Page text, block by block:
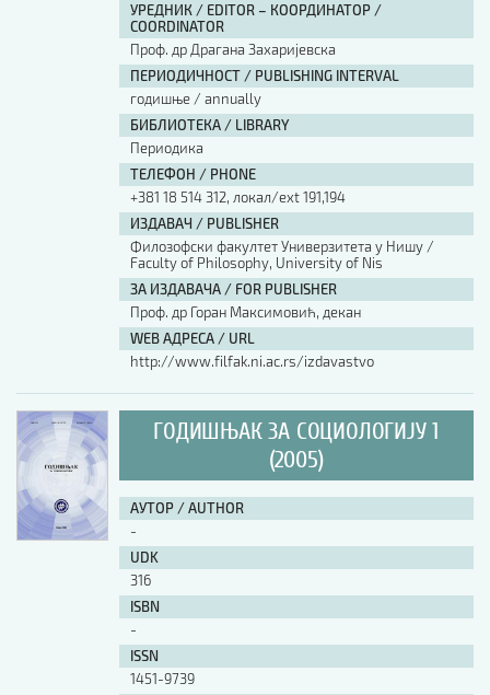
УРЕДНИК / EDITOR – КООРДИНАТОР /
COORDINATOR
Проф. др Драгана Захаријевска
ПЕРИОДИЧНОСТ / PUBLISHING INTERVAL
годишње / annually
БИБЛИОТЕКА / LIBRARY
Периодика
ТЕЛЕФОН / PHONE
+381 18 514 312, локал/ext 191,194
ИЗДАВАЧ / PUBLISHER
Филозофски факултет Универзитета у Нишу /
Faculty of Philosophy, University of Nis
ЗА ИЗДАВАЧА / FOR PUBLISHER
Проф. др Горан Максимовић, декан
WEB АДРЕСА / URL
http://www.filfak.ni.ac.rs/izdavastvo
ГОДИШЊАК ЗА СОЦИОЛОГИЈУ 1
(2005)
АУТОР / AUTHOR
-
UDK
316
ISBN
-
ISSN
1451-9739